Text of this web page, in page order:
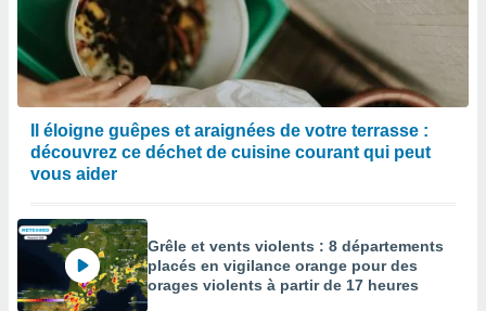
Il éloigne guêpes et araignées de votre terrasse :
découvrez ce déchet de cuisine courant qui peut
vous aider
Grêle et vents violents : 8 départements
placés en vigilance orange pour des
orages violents à partir de 17 heures